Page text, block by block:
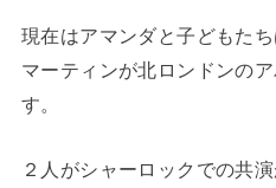
現在はアマンダと子どもた
マーティンが北ロンドンの
す。
２人がシャーロックでの共